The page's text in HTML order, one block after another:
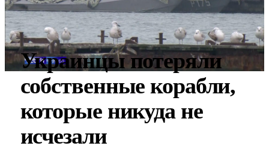
Украинцы потеряли
собственные корабли,
которые никуда не
исчезали